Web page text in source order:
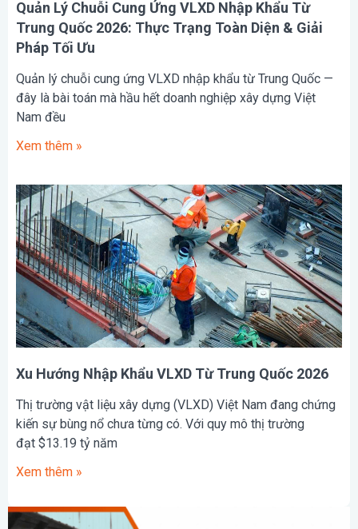
Quản Lý Chuỗi Cung Ứng VLXD Nhập Khẩu Từ
Trung Quốc 2026: Thực Trạng Toàn Diện & Giải
Pháp Tối Ưu
Quản lý chuỗi cung ứng VLXD nhập khẩu từ Trung Quốc —
đây là bài toán mà hầu hết doanh nghiệp xây dựng Việt
Nam đều
Xem thêm »
Xu Hướng Nhập Khẩu VLXD Từ Trung Quốc 2026
Thị trường vật liệu xây dựng (VLXD) Việt Nam đang chứng
kiến sự bùng nổ chưa từng có. Với quy mô thị trường
đạt $13.19 tỷ năm
Xem thêm »